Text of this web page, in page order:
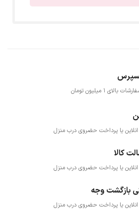
1 میلیون تومان
یا پرداخت حضروی درب منزل
کالا
یا پرداخت حضروی درب منزل
یا پرداخت حضروی درب منزل